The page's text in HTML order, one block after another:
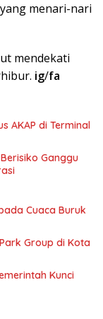
menari-nari
mendekati
ig/fa
AKAP di Terminal
Ganggu
Cuaca Buruk
Group di Kota
Kunci